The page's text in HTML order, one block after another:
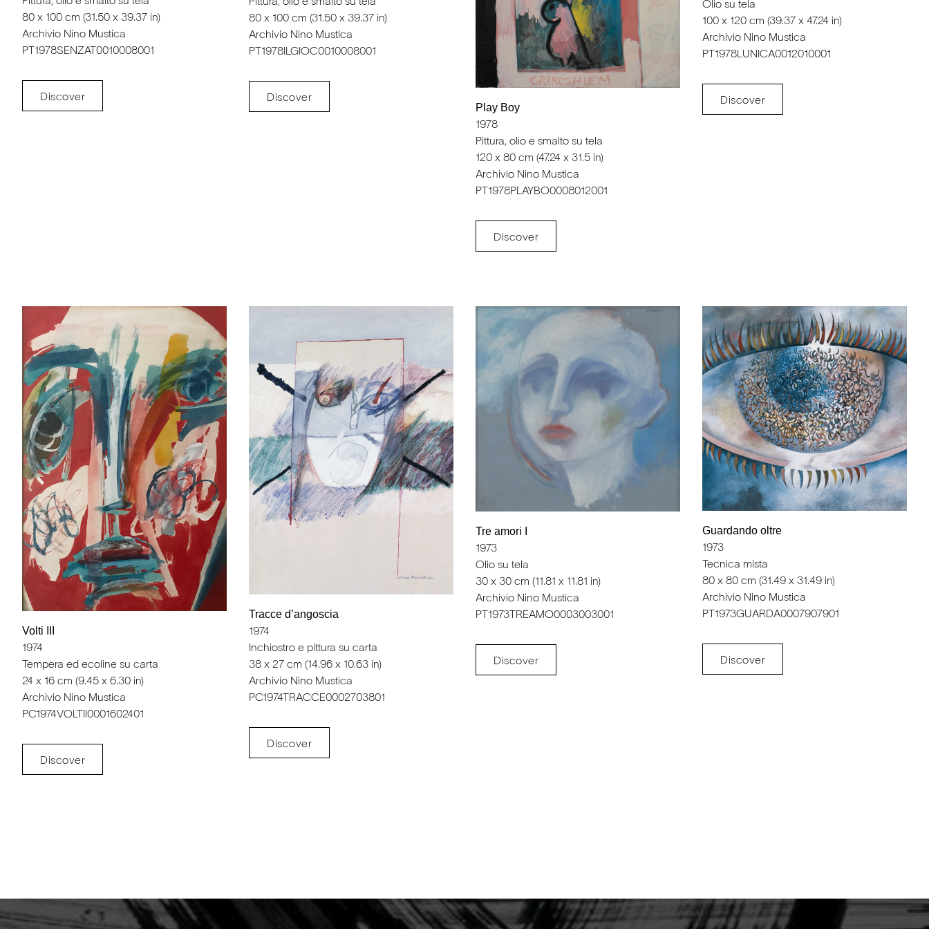
80 x 100 cm (31.50 x 39.37 in)
Archivio Nino Mustica
PT1978SENZAT0010008001
Discover
Pittura, olio e smalto su tela
80 x 100 cm (31.50 x 39.37 in)
Archivio Nino Mustica
PT1978ILGIOC0010008001
Discover
Play Boy
1978
Pittura, olio e smalto su tela
120 x 80 cm (47.24 x 31.5 in)
Archivio Nino Mustica
PT1978PLAYBO0008012001
Discover
Olio su tela
100 x 120 cm (39.37 x 47.24 in)
Archivio Nino Mustica
PT1978LUNICA0012010001
Discover
Volti III
1974
Tempera ed ecoline su carta
24 x 16 cm (9.45 x 6.30 in)
Archivio Nino Mustica
PC1974VOLTII0001602401
Discover
Tracce d’angoscia
1974
Inchiostro e pittura su carta
38 x 27 cm (14.96 x 10.63 in)
Archivio Nino Mustica
PC1974TRACCE0002703801
Discover
Tre amori I
1973
Olio su tela
30 x 30 cm (11.81 x 11.81 in)
Archivio Nino Mustica
PT1973TREAMO0003003001
Discover
Guardando oltre
1973
Tecnica mista
80 x 80 cm (31.49 x 31.49 in)
Archivio Nino Mustica
PT1973GUARDA0007907901
Discover